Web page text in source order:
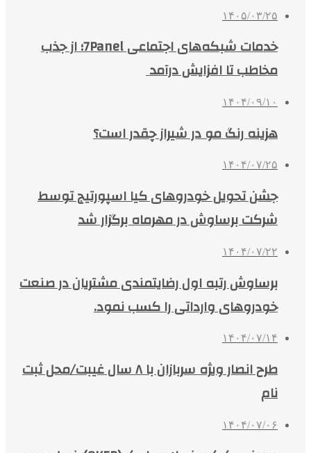
۱۴۰۵/۰۳/۲۵
خدمات شبکه‌های اجتماعی 7Panel؛ از جذب
مخاطب تا افزایش درآمد
۱۴۰۴/۰۹/۱۰
هزینه رنگ مو در شیراز چقدر است؟
۱۴۰۴/۰۷/۲۵
جشن تحویل خودروهای کیا اسپورتیج توسط
شرکت برساوش در مهرماه برگزار شد
۱۴۰۴/۰۷/۲۲
برساوش رتبه اول رضایتمندی مشتریان در صنعت
خودروهای وارداتی را کسب نمود.
۱۴۰۴/۰۷/۱۴
طرح انصار ویژه سربازان با ۸ سال غیبت/محل ثبت
نام
۱۴۰۴/۰۷/۰۶